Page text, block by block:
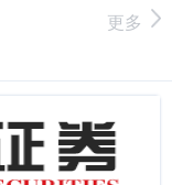
更多